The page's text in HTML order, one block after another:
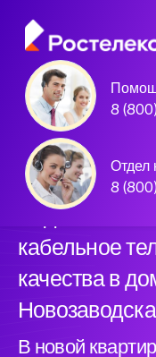
8
Отдел
8
Подключили
кабельное
качества в
В новой